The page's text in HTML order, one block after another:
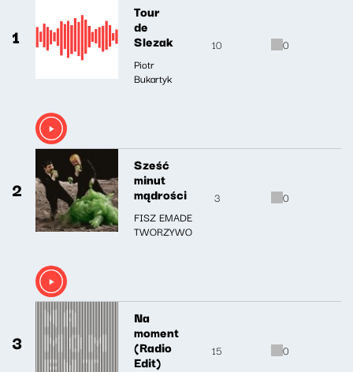
1
Tour
de
Slezak
Piotr
Bukartyk
10 0
2
Sześć
minut
mądrości
FISZ EMADE
TWORZYWO
3 0
3
Na
moment
(Radio
Edit)
15 0